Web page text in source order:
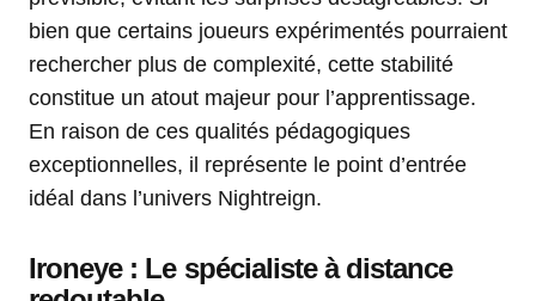
bien que certains joueurs expérimentés pourraient
rechercher plus de complexité, cette stabilité
constitue un atout majeur pour l’apprentissage.
En raison de ces qualités pédagogiques
exceptionnelles, il représente le point d’entrée
idéal dans l’univers Nightreign.
Ironeye : Le spécialiste à distance